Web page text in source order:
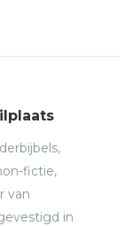
fictie,
van
in